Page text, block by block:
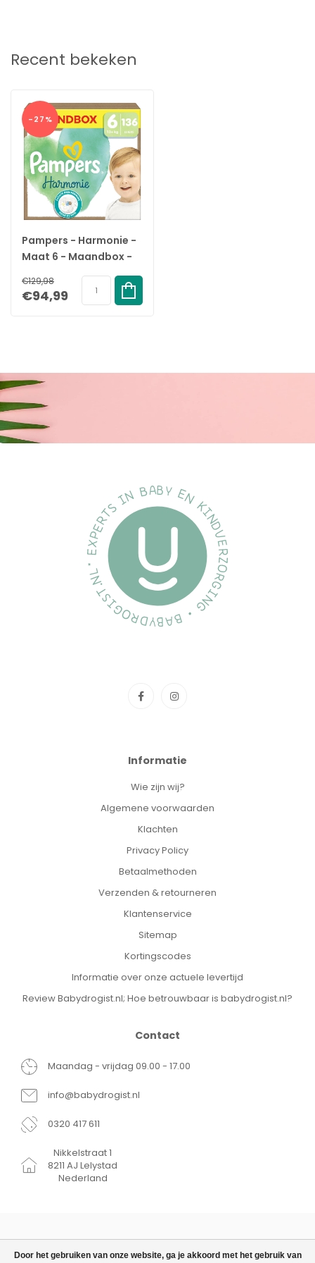
Recent bekeken
-27%
Pampers - Harmonie -
Maat 6 - Maandbox -
136 stuks - 13+KG
€129,98
€94,99
Door het gebruiken van onze website, ga je akkoord met het gebruik van
Informatie
Wie zijn wij?
Algemene voorwaarden
Klachten
Privacy Policy
Betaalmethoden
Verzenden & retourneren
Klantenservice
Sitemap
Kortingscodes
Informatie over onze actuele levertijd
Review Babydrogist.nl; Hoe betrouwbaar is babydrogist.nl?
Contact
Maandag - vrijdag 09.00 - 17.00
info@babydrogist.nl
0320 417 611
Nikkelstraat 1
8211 AJ Lelystad
Nederland